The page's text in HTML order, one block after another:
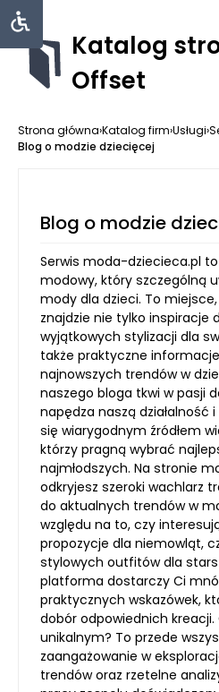
Katalog
Offset
Strona główna›Katalog firm›Usługi›
Blog o modzie dziecięcej
Blog o modzie
Serwis moda-dziecieca.pl
modowy, który szczególną
mody dla dzieci. To
znajdzie nie tylko inspiracje
wyjątkowych stylizacji dla
także praktyczne
najnowszych trendów w
naszego bloga tkwi w pasji
napędza naszą działalność
się wiarygodnym źródłem
którzy pragną wybrać
najmłodszych. Na stronie
odkryjesz szeroki wachlarz
do aktualnych trendów w
względu na to, czy
propozycje dla niemowląt,
stylowych outfitów dla
platforma dostarczy Ci
praktycznych wskazówek,
dobór odpowiednich kreacji.
unikalnym? To przede
zaangażowanie w
trendów oraz rzetelne